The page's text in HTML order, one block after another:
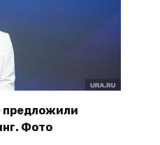
предложили
Фото